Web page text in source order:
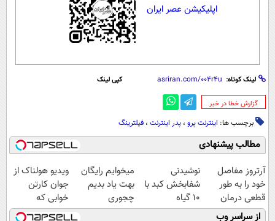
اپلیکیشن عصر ایران
لینک کوتاه: کپی لینک
‌گزارش خطا در خبر
برچسب ها: اینترنت پرو ، پدر اینترنت ، فیلترینگ
مطالب پیشنهادی
آرتروز مفاصل
خود را به طور
قطعی درمان
کنید!
نوشیدنی
شفابخش کبد با
10 گیاه
موثر(تخفیف تا
میخوایم رایگان
بهت یاد بدیم
چجوری
پولدارشی! باور
ویدیو هولناک از
جوان کارتن
خوابی که
میلیاردر شد.
از سراسر وب